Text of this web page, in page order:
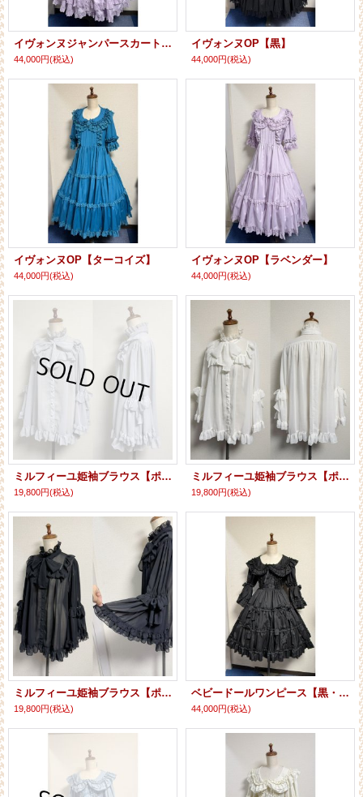
イヴォンヌジャンパースカート【ラベンダー】
44,000円(税込)
イヴォンヌOP【黒】
44,000円(税込)
イヴォンヌOP【ターコイズ】
44,000円(税込)
イヴォンヌOP【ラベンダー】
44,000円(税込)
ミルフィーユ姫袖ブラウス【ポリエステル素材・ブルーグレー】
19,800円(税込)
ミルフィーユ姫袖ブラウス【ポリエステル素材・オフ白】
19,800円(税込)
ミルフィーユ姫袖ブラウス【ポリエステル素材・黒】
19,800円(税込)
ベビードールワンピース【黒・レギュラーサイズ】
44,000円(税込)